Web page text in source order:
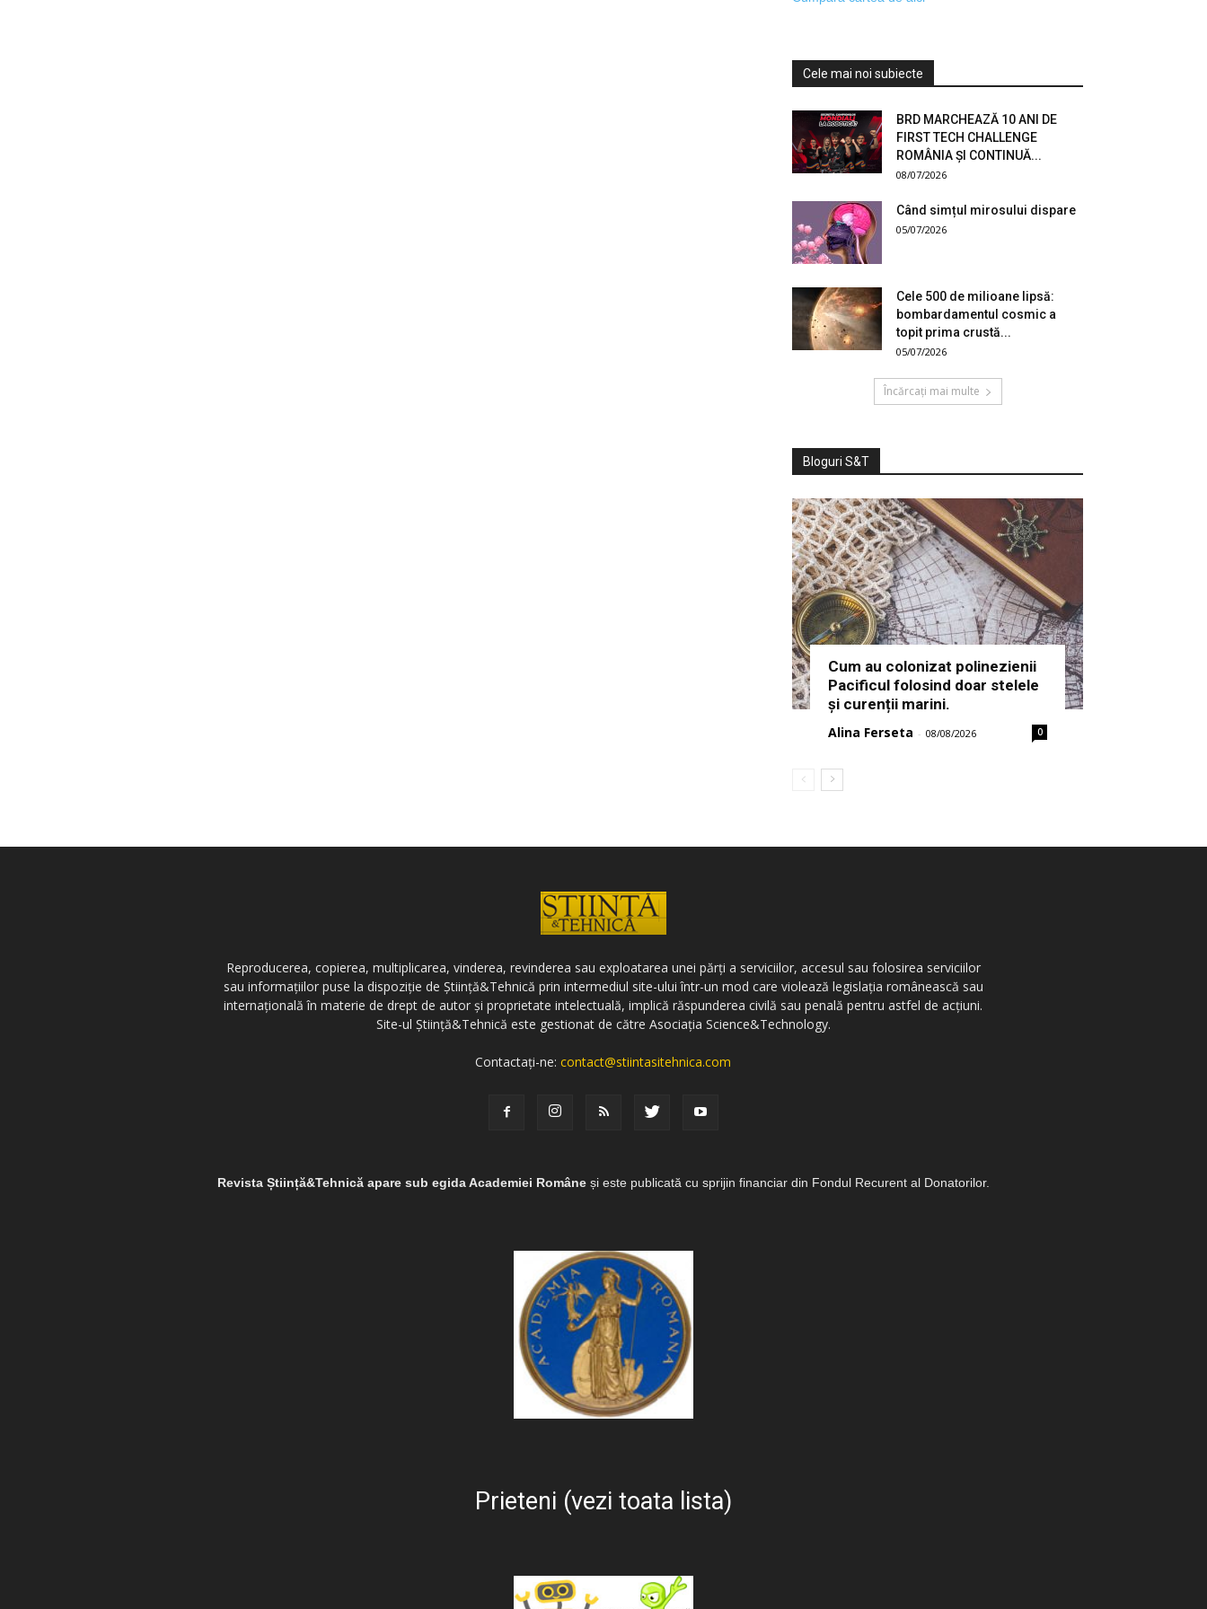
Cele mai noi subiecte
BRD MARCHEAZĂ 10 ANI DE
FIRST TECH CHALLENGE
ROMÂNIA ȘI CONTINUĂ...
08/07/2026
Când simțul mirosului dispare
05/07/2026
Cele 500 de milioane lipsă:
bombardamentul cosmic a
topit prima crustă...
05/07/2026
Încărcați mai multe
Bloguri S&T
Cum au colonizat polinezienii
Pacificul folosind doar stelele
și curenții marini.
Alina Ferseta - 08/08/2026 0
Reproducerea, copierea, multiplicarea, vinderea, revinderea sau exploatarea unei părți a serviciilor, accesul sau folosirea serviciilor
sau informațiilor puse la dispoziție de Știință&Tehnică prin intermediul site-ului într-un mod care violează legislația românească sau
internațională în materie de drept de autor și proprietate intelectuală, implică răspunderea civilă sau penală pentru astfel de acțiuni.
Site-ul Știință&Tehnică este gestionat de către Asociația Science&Technology.
Contactați-ne:contact@stiintasitehnica.com
Revista Știință&Tehnică apare sub egida Academiei Române și este publicată cu sprijin financiar din Fondul Recurent al Donatorilor.
Prieteni (vezi toata lista)